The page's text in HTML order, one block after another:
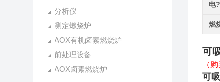
分析仪
测定燃烧炉
AOX有机卤素燃烧炉
前处理设备
AOX卤素燃烧炉
电
燃
可
（
可